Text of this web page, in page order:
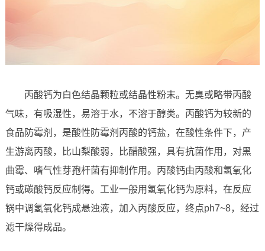
丙酸钙为白色结晶颗粒或结晶性粉末。无臭或略带丙酸
气味，有吸湿性，易溶于水，不溶于醇类。丙酸钙为较新的
食品防霉剂，是酸性防霉剂丙酸的钙盐，在酸性条件下，产
生游离丙酸，比山梨酸弱，比醋酸强，具有抗菌作用，对黑
曲霉、嗜气性芽孢杆菌有抑制作用。丙酸钙由丙酸和氢氧化
钙或碳酸钙反应制得。工业一般用氢氧化钙为原料，在反应
锅中调氢氧化钙成悬浊液，加入丙酸反应，终点ph7~8，经过
滤干燥得成品。